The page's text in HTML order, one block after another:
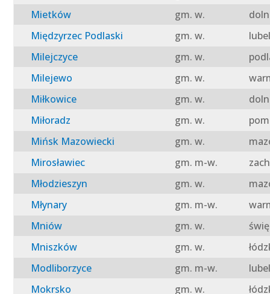
Mietków
gm. w.
Międzyrzec Podlaski
gm. w.
Milejczyce
gm. w.
Milejewo
gm. w.
Miłkowice
gm. w.
Miłoradz
gm. w.
Mińsk Mazowiecki
gm. w.
Mirosławiec
gm. m-w.
Młodzieszyn
gm. w.
Młynary
gm. m-w.
Mniów
gm. w.
Mniszków
gm. w.
Modliborzyce
gm. m-w.
Mokrsko
gm. w.